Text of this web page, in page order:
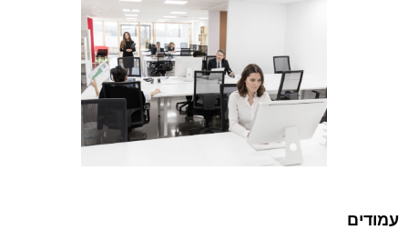
עמודים